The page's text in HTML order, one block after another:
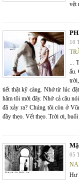
vệt
10
...
ấu.
tiết thật kỹ càng. Nhớ từ lúc
hãm tôi mới đây. Nhớ cả câu
đã xảy ra? Chúng tôi còn ở
đầy thẹo. Vết thẹo. Trời ơi, buổi
05
Hư